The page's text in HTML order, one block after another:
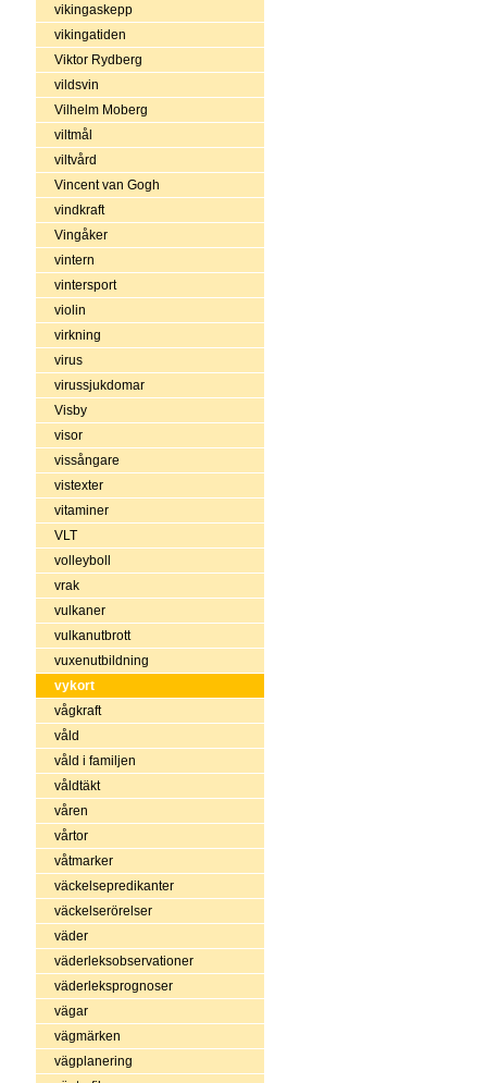
vikingaskepp
vikingatiden
Viktor Rydberg
vildsvin
Vilhelm Moberg
viltmål
viltvård
Vincent van Gogh
vindkraft
Vingåker
vintern
vintersport
violin
virkning
virus
virussjukdomar
Visby
visor
vissångare
vistexter
vitaminer
VLT
volleyboll
vrak
vulkaner
vulkanutbrott
vuxenutbildning
vykort
vågkraft
våld
våld i familjen
våldtäkt
våren
vårtor
våtmarker
väckelsepredikanter
väckelserörelser
väder
väderleksobservationer
väderleksprognoser
vägar
vägmärken
vägplanering